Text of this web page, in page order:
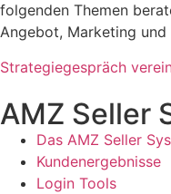
folgenden Themen
Angebot, Marketing und
Strategiegespräch
AMZ Seller
Das AMZ Seller
Kundenergebnisse
Login Tools